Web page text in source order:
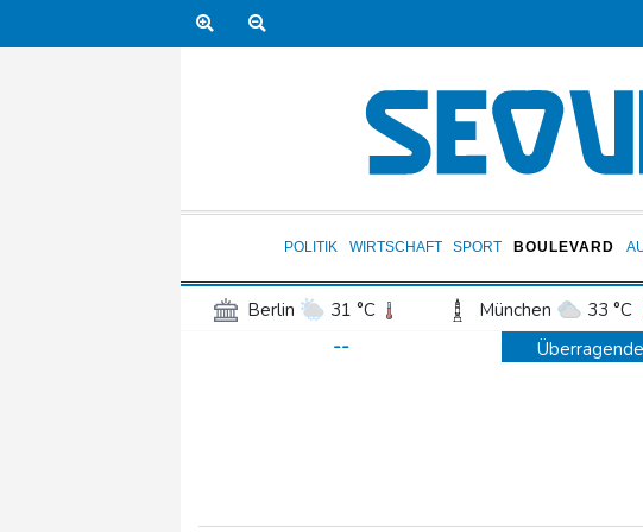
POLITIK WIRTSCHAFT SPORT BOULEVARD
Berlin 31 °C München 33 °C
Frankfurt am Main
--
Bericht: